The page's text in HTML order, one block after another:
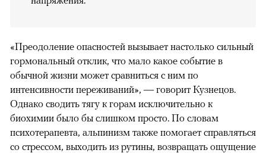
«Преодоление опасностей вызывает настолько сильный
гормональный отклик, что мало какое событие в
обычной жизни может сравниться с ним по
интенсивности переживаний», — говорит Кузнецов.
Однако сводить тягу к горам исключительно к
биохимии было бы слишком просто. По словам
психотерапевта, альпинизм также помогает справляться
со стрессом, выходить из рутины, возвращать ощущение